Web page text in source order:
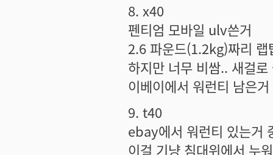
8. x40
펜티엄 모바일 ulv쓴거
2.6 파운드(1.2kg)짜리
하지만 너무 비쌈.. 새걸
이베이에서 워런티 남은
9. t40
ebay에서 워런티 있는거
이걸 기냥 침대위에서 누